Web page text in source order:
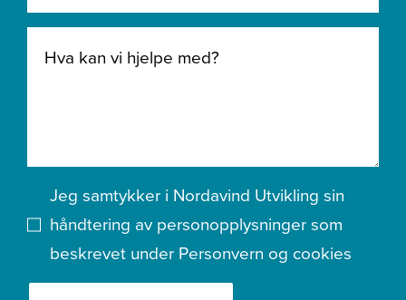
Jeg samtykker i Nordavind Utvikling sin
håndtering av personopplysninger som
beskrevet under Personvern og cookies